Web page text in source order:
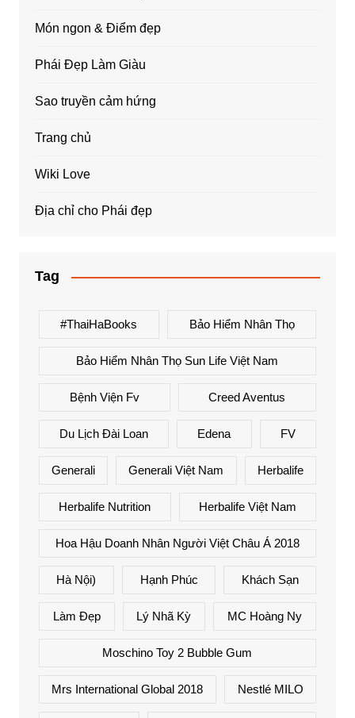
Món ngon & Điểm đẹp
Phái Đẹp Làm Giàu
Sao truyền cảm hứng
Trang chủ
Wiki Love
Địa chỉ cho Phái đẹp
Tag
#ThaiHaBooks Bảo Hiểm Nhân Thọ
Bảo Hiểm Nhân Thọ Sun Life Việt Nam
Bệnh Viện Fv Creed Aventus
Du Lịch Đài Loan Edena FV
Generali Generali Việt Nam Herbalife
Herbalife Nutrition Herbalife Việt Nam
Hoa Hậu Doanh Nhân Người Việt Châu Á 2018
Hà Nội) Hạnh Phúc Khách Sạn
Làm Đẹp Lý Nhã Kỳ MC Hoàng Ny
Moschino Toy 2 Bubble Gum
Mrs International Global 2018 Nestlé MILO